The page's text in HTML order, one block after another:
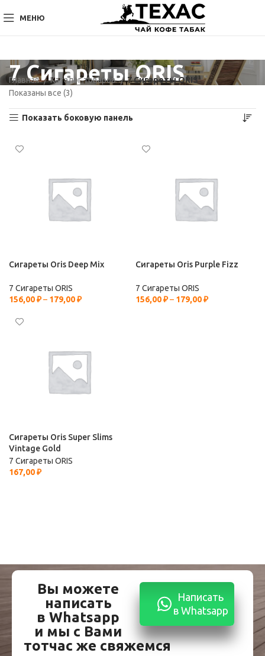
МЕНЮ
7 Сигареты ORIS
Главная Каталог товаров
7 Сигареты ORIS
Показаны все (3)
Показать боковую панель
Сигареты Oris Deep Mix
7 Сигареты ORIS
156,00₽– 179,00₽
Сигареты Oris Purple Fizz
7 Сигареты ORIS
156,00₽– 179,00₽
Сигареты Oris Super Slims
Vintage Gold
7 Сигареты ORIS
167,00₽
Вы можете
написать
в Whatsapp
и мы с Вами
тотчас же свяжемся
Написать
в Whatsapp